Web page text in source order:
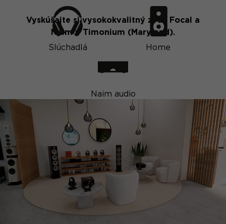
Vyskúšajte si vysokokvalitný zvuk Focal a
Naim v Timonium (Maryland).
Slúchadlá
Home
Naim audio